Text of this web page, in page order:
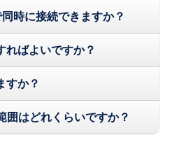
時に接続できますか？
ればよいですか？
すか？
囲はどれくらいですか？